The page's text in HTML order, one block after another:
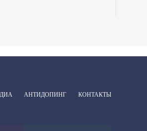
АНТИДОПИНГ КОНТАКТЫ